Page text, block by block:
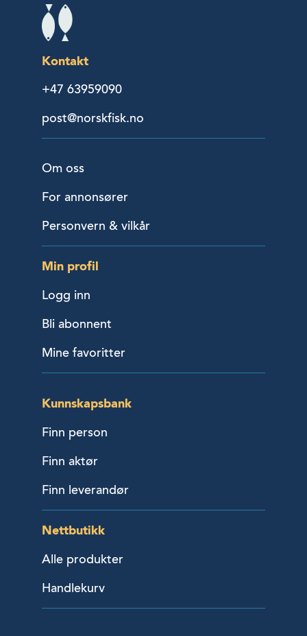
Kontakt
+47 63959090
post@norskfisk.no
Om oss
For annonsører
Personvern & vilkår
Min profil
Logg inn
Bli abonnent
Mine favoritter
Kunnskapsbank
Finn person
Finn aktør
Finn leverandør
Nettbutikk
Alle produkter
Handlekurv